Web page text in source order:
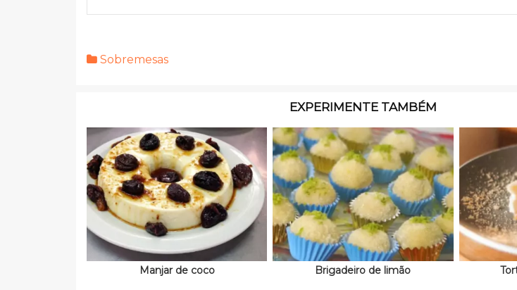
Sobremesas
EXPERIMENTE TAMBÉM
Manjar de coco Brigadeiro de limão